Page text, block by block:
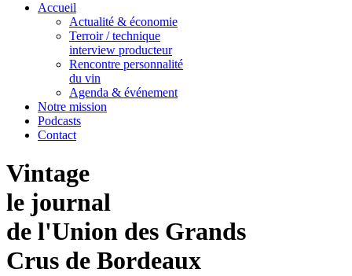
Accueil
Actualité & économie
Terroir / technique
interview producteur
Rencontre personnalité
du vin
Agenda & événement
Notre mission
Podcasts
Contact
Vintage
le journal
de l'Union des Grands
Crus de Bordeaux